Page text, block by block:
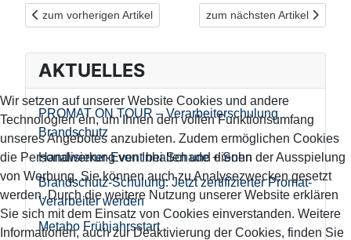
Vorheriger Beitrag: Geschwungen oder geradlinig? Wie soll
zum vorherigen Artikel Nächster Beitrag:
zum nächsten Artikel
AKTUELLES
PROMAT ON TOUR – Verarbeiterschulung
Brandschutz
Handwerker-Event bei Schade + Sohn
Brandschutz-Schulung: Jetzt zertifizierter Promat-
Verarbeiter werden
Metabo Frühjahrsstart
Wir setzen auf unserer Website Cookies und andere
Technologien ein, um Ihnen den vollen Funktionsumfang
unseres Angebotes anzubieten. Zudem ermöglichen Cookies
die Personalisierung von Inhalten und dienen der Ausspielung
von Werbung. Sie können auch zu Analysezwecken gesetzt
werden. Durch die weitere Nutzung unserer Website erklären
Sie sich mit dem Einsatz von Cookies einverstanden. Weitere
Informationen, auch zur Deaktivierung der Cookies, finden Sie